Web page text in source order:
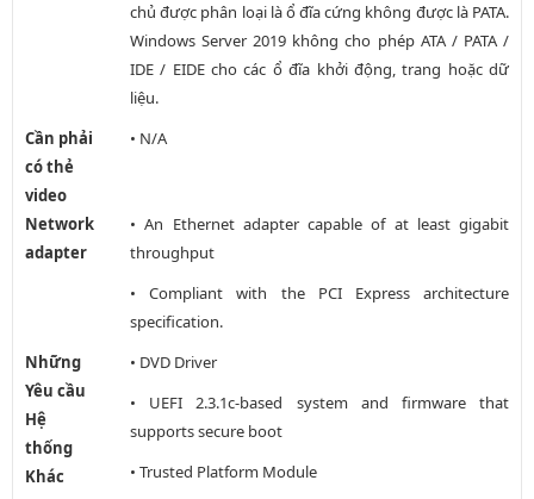
chủ được phân loại là ổ đĩa cứng không được là PATA.
Windows Server 2019 không cho phép ATA / PATA /
IDE / EIDE cho các ổ đĩa khởi động, trang hoặc dữ
liệu.
Cần phải
có thẻ
video
• N/A
Network
adapter
• An Ethernet adapter capable of at least gigabit
throughput
• Compliant with the PCI Express architecture
specification.
Những
Yêu cầu
Hệ
thống
Khác
• DVD Driver
• UEFI 2.3.1c-based system and firmware that
supports secure boot
• Trusted Platform Module